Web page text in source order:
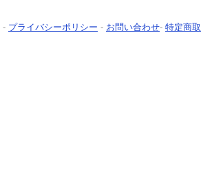
- プライバシーポリシー - お問い合わせ- 特定商